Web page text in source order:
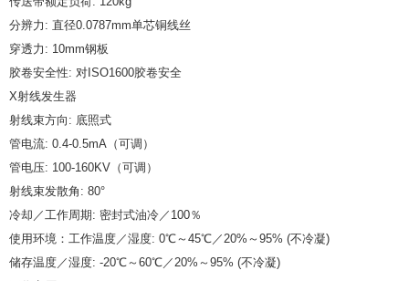
分辨力: 直径0.0787mm单芯铜线丝
穿透力: 10mm钢板
胶卷安全性: 对ISO1600胶卷安全
X射线发生器
射线束方向: 底照式
管电流: 0.4-0.5mA（可调）
管电压: 100-160KV（可调）
射线束发散角: 80°
冷却／工作周期: 密封式油冷／100％
使用环境：工作温度／湿度: 0℃～45℃／20%～95% (不冷凝)
储存温度／湿度: -20℃～60℃／20%～95% (不冷凝)